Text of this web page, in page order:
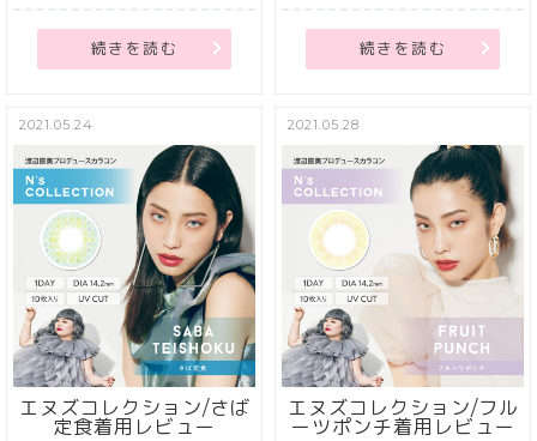
続きを読む 続きを読む
2021.05.24
エヌズコレクション/さば
定食着用レビュー
2021.05.28
エヌズコレクション/フル
ーツポンチ着用レビュー